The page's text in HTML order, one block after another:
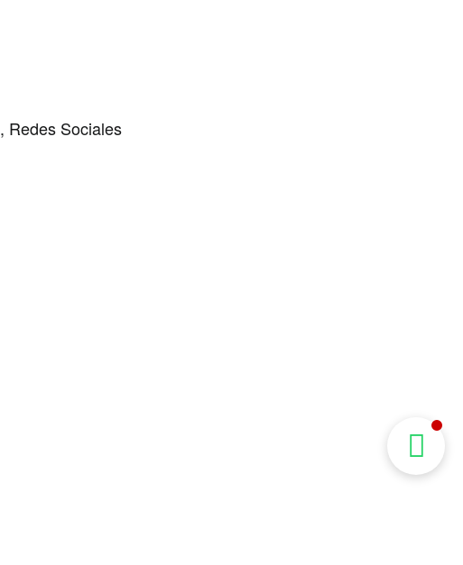
Redes Sociales